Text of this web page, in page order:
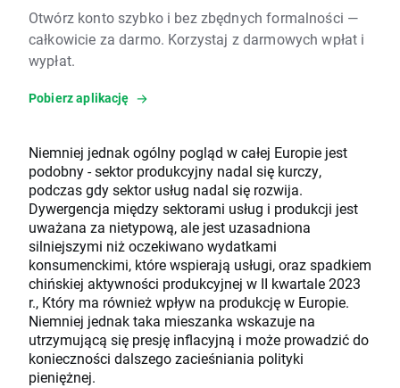
Otwórz konto szybko i bez zbędnych formalności —
całkowicie za darmo. Korzystaj z darmowych wpłat i
wypłat.
Pobierz aplikację
Niemniej jednak ogólny pogląd w całej Europie jest
podobny - sektor produkcyjny nadal się kurczy,
podczas gdy sektor usług nadal się rozwija.
Dywergencja między sektorami usług i produkcji jest
uważana za nietypową, ale jest uzasadniona
silniejszymi niż oczekiwano wydatkami
konsumenckimi, które wspierają usługi, oraz spadkiem
chińskiej aktywności produkcyjnej w II kwartale 2023
r., Który ma również wpływ na produkcję w Europie.
Niemniej jednak taka mieszanka wskazuje na
utrzymującą się presję inflacyjną i może prowadzić do
konieczności dalszego zacieśniania polityki
pieniężnej.